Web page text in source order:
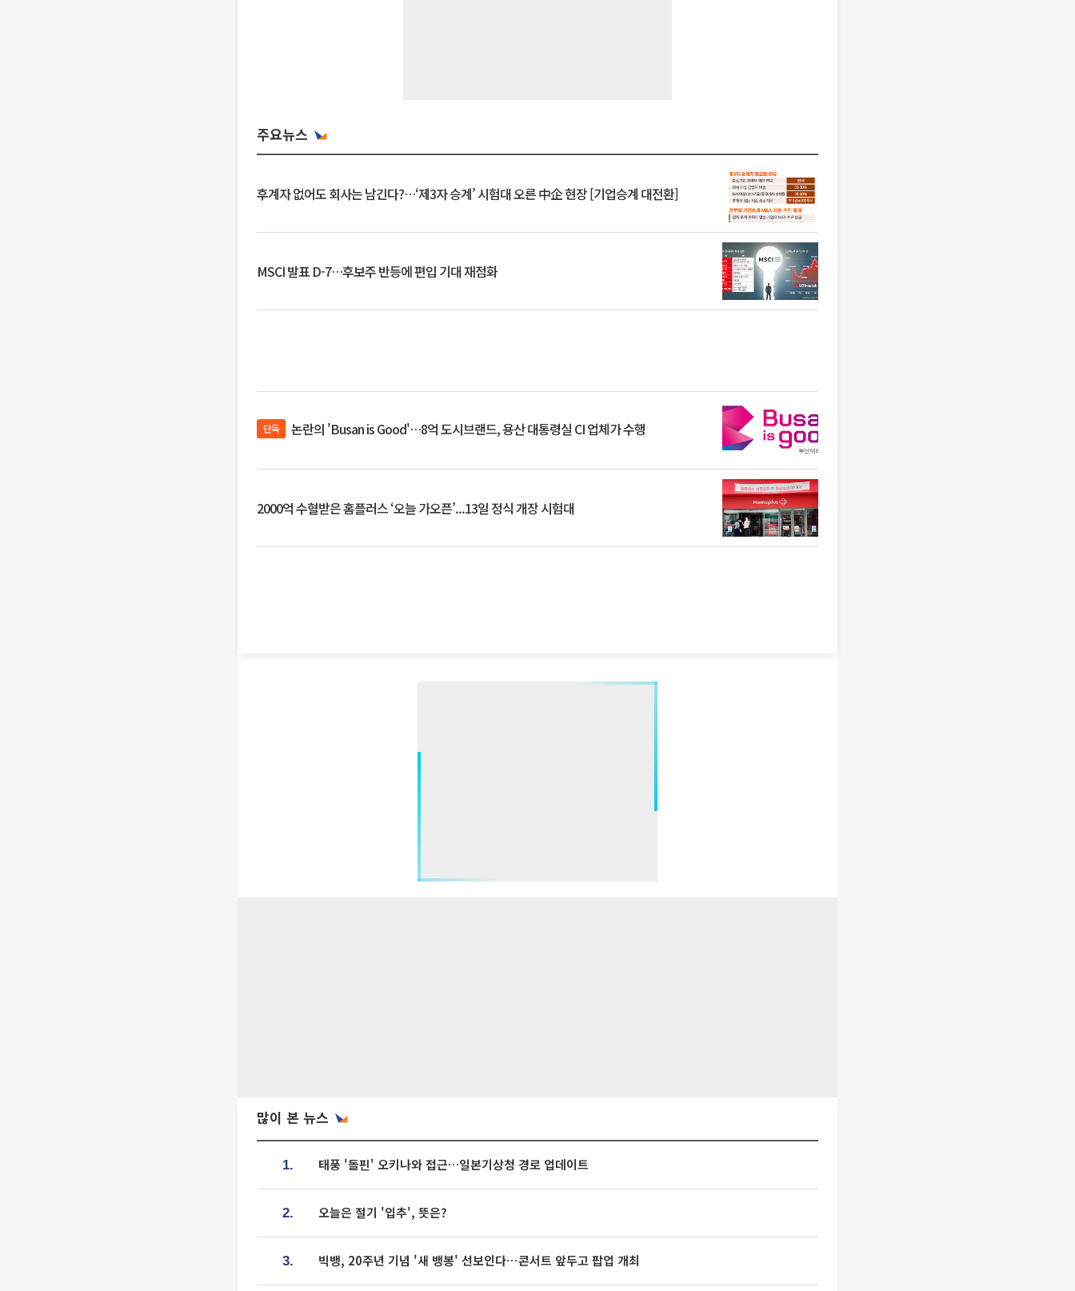
주요뉴스
후계자 없어도 회사는 남긴다?…‘제3자 승계’ 시험대 오른 中企 현장 [기업승계 대전환]
MSCI 발표 D-7…후보주 반등에 편입 기대 재점화
단독 논란의 'Busan is Good'…8억 도시브랜드, 용산 대통령실 CI 업체가 수행
2000억 수혈받은 홈플러스 ‘오늘 가오픈’...13일 정식 개장 시험대
많이 본 뉴스
1. 태풍 '돌핀' 오키나와 접근…일본기상청 경로 업데이트
2. 오늘은 절기 '입추', 뜻은?
3. 빅뱅, 20주년 기념 '새 뱅봉' 선보인다⋯콘서트 앞두고 팝업 개최